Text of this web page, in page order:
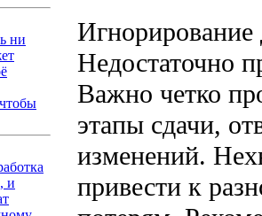
ни
и
Игнорирование
Недостаточно
Важно четко
этапы сдачи,
изменений.
привести к